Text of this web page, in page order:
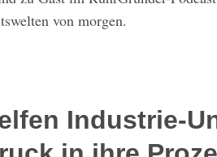
von morgen.
Industrie-